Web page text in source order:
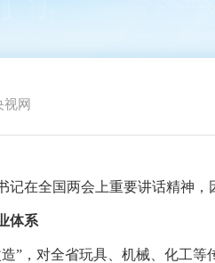
主宾
网
全国两会上重要讲话精神，
体系
对全省玩具、机械、化工等